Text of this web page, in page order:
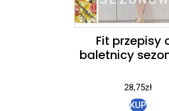
Fit przepisy
baletnicy
28,75zł
KUP